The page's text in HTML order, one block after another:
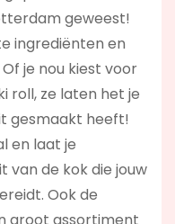
geweest!
ingrediënten en
je nou kiest voor
roll, ze laten het je
gesmaakt heeft!
en laat je
van de kok die jouw
Ook de